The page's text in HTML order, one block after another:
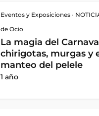
Eventos y Exposiciones •
de Ocio
La magia del
chirigotas, murgas y
manteo del pelele
1 año